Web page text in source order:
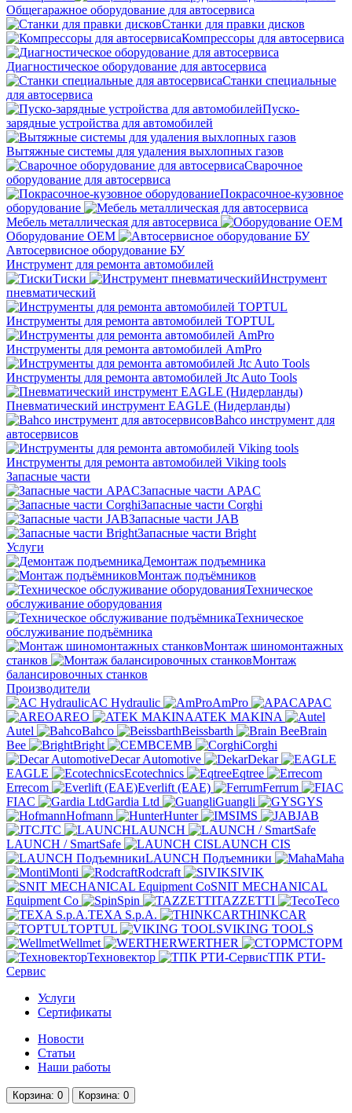
Общегаражное оборудование для автосервиса
Станки для правки дисков
Компрессоры для автосервиса
Диагностическое оборудование для автосервиса
Станки специальные
для автосервиса
Пуско-
зарядные устройства для автомобилей
Вытяжные системы для удаления выхлопных газов
Сварочное
оборудование для автосервиса
Покрасочное-кузовное
оборудование
Мебель металлическая для автосервиса
Оборудование OEM
Автосервисное оборудование БУ
Инструмент для ремонта автомобилей
Тиски
Инструмент
пневматический
Инструменты для ремонта автомобилей TOPTUL
Инструменты для ремонта автомобилей AmPro
Инструменты для ремонта автомобилей Jtc Auto Tools
Пневматический инструмент EAGLE (Нидерланды)
Bahco инструмент для
автосервисов
Инструменты для ремонта автомобилей Viking tools
Запасные части
Запасные части APAC
Запасные части Corghi
Запасные части JAB
Запасные части Bright
Услуги
Демонтаж подъемника
Монтаж подъёмников
Техническое
обслуживание оборудования
Техническое
обслуживание подъёмника
Монтаж шиномонтажных
станков
Монтаж
балансировочных станков
Производители
AC Hydraulic
AmPro
APAC
AREO
ATEK MAKINA
Autel
Bahco Beissbarth
Brain
Bee
Bright CEMB
Corghi
Decar Automotive
Dekar
EAGLE
Ecotechnics
Eqtree
Errecom
Everlift (EAE)
Ferrum
FIAC
Gardia Ltd Guangli
GYS
Hofmann
Hunter IMS
JAB
JTC
LAUNCH
LAUNCH / SmartSafe
LAUNCH CIS
LAUNCH Подъемники
Maha
Monti
Rodcraft
SIVIK
SNIT MECHANICAL
Equipment Co
Spin TAZZETTI
Teco
TEXA S.p.A.
THINKCAR
TOPTUL
VIKING TOOLS
Wellmet
WERTHER
СТОРМ
Техновектор
ТПК РТИ-
Сервис
Услуги
Сертификаты
Новости
Статьи
Наши работы
Корзина: 0 Корзина: 0